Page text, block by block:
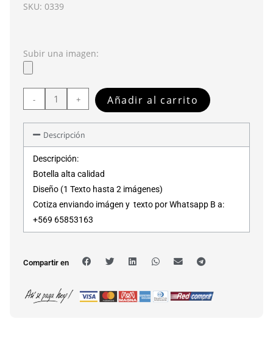
SKU: 0339
Subir una imagen:
- + Añadir al carrito
Descripción
Descripción:
Botella alta calidad
Diseño (1 Texto hasta 2 imágenes)
Cotiza enviando imágen y texto por Whatsapp B a:
+569 65853163
Compartir en